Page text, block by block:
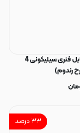
محافظ کابل فنری سیلیکونی 4
رندوم)
۳۳درصد